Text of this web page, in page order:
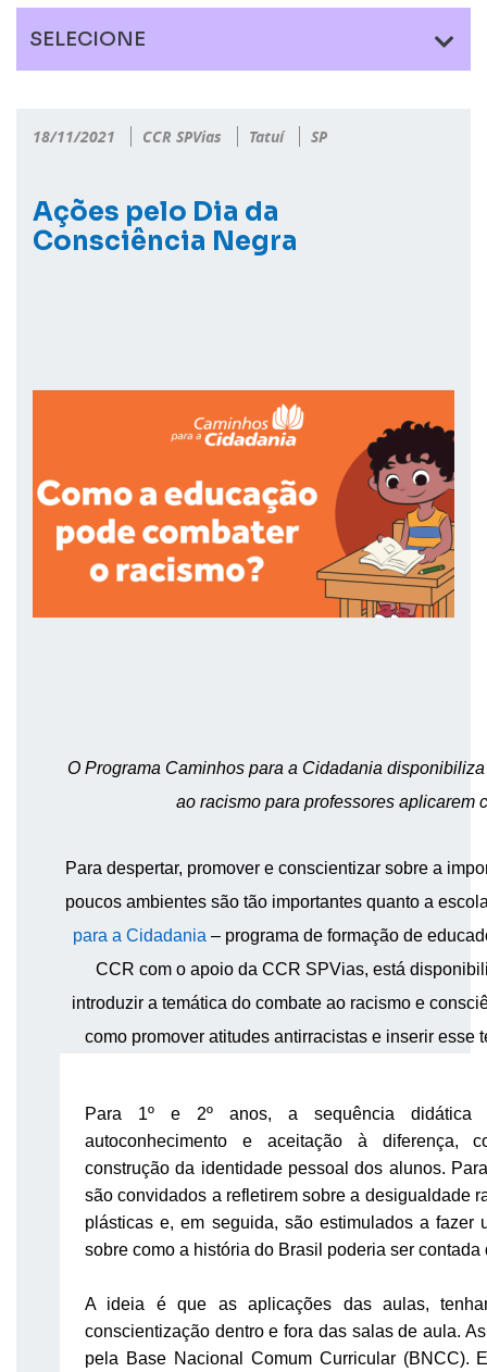
SELECIONE
18/11/2021 CCR SPVias Tatuí SP
Ações pelo Dia da
Consciência Negra
O Programa Caminhos para a Cidadania
ao racismo para professores aplicarem
Para despertar, promover e conscientizar sobre a
poucos ambientes são tão importantes quanto a
para a Cidadania – programa de formação de
CCR com o apoio da CCR SPVias, está
introduzir a temática do combate ao racismo e
como promover atitudes antirracistas e inserir esse
Para 1º e 2º anos, a sequência didática
autoconhecimento e aceitação à diferença,
construção da identidade pessoal dos alunos.
são convidados a refletirem sobre a desigualdade
plásticas e, em seguida, são estimulados a fazer
sobre como a história do Brasil poderia ser contada
A ideia é que as aplicações das aulas,
conscientização dentro e fora das salas de aula.
pela Base Nacional Comum Curricular (BNCC).